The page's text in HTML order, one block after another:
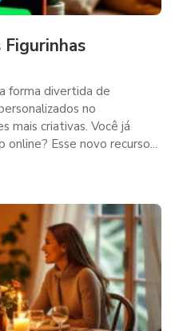
Figurinhas
forma divertida de
no
mais criativas. Você já
Esse novo recurso...